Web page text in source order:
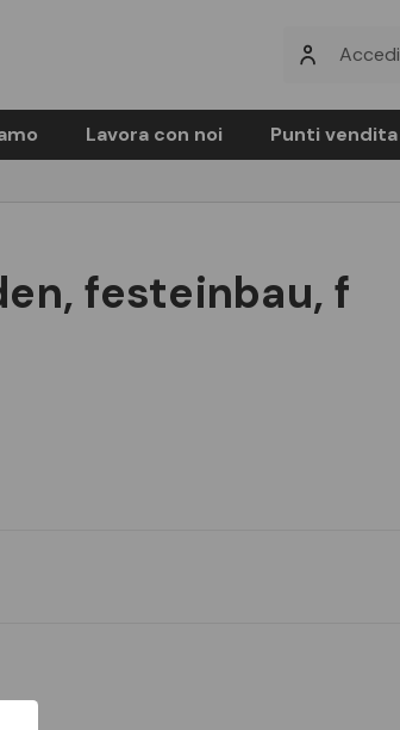
Accedi
Lavora con noi Punti vendita
festeinbau, f